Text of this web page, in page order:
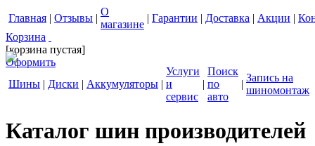
Главная | Отзывы |
О
магазине
| Гарантии | Доставка | Акции |
Корзина
[корзина пустая]
Оформить
Шины | Диски | Аккумуляторы |
Услуги
и
сервис
|
Поиск
по
авто
|
Запись на
шиномонтаж
Каталог шин производителей